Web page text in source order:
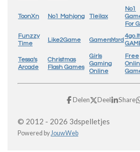
ToonXn No1 Mahjong Tleilax
No1
For
Funzzy
Time
Like2Game GamersYard
4go.lt
Tessa's
Arcade
Christmas
Flash Games
Girls
Gaming
Online
Free
Delen Deel Share
© 2012 - 2026 3dspelletjes
Powered byJouwWeb